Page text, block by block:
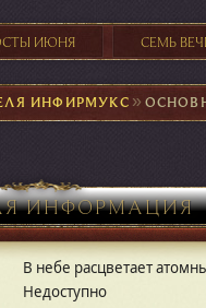
ИЮНЯ СЕМЬ
ИНФИРМУКС ►
ИНФОРМАЦИЯ
В небе расцветает
Недоступно